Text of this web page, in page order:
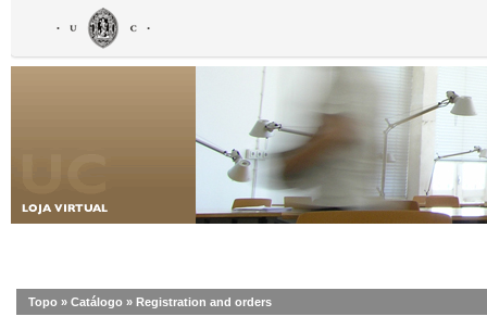
Topo » Catálogo » Registration and orders